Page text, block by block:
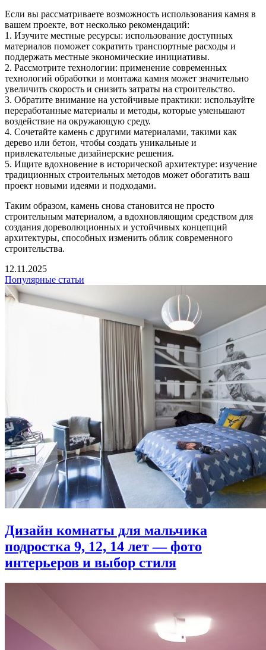
Если вы рассматриваете возможность использования камня в
вашем проекте, вот несколько рекомендаций:
1. Изучите местные ресурсы: использование доступных
материалов поможет сократить транспортные расходы и
поддержать местные экономические инициативы.
2. Рассмотрите технологии: применение современных
технологий обработки и монтажа камня может значительно
увеличить скорость и снизить затраты на строительство.
3. Обратите внимание на устойчивые практики: используйте
переработанные материалы и методы, которые уменьшают
воздействие на окружающую среду.
4. Сочетайте камень с другими материалами, такими как
дерево или бетон, чтобы создать уникальные и
привлекательные дизайнерские решения.
5. Ищите вдохновение в исторической архитектуре: изучение
традиционных строительных методов может обогатить ваш
проект новыми идеями и подходами.
Таким образом, камень снова становится не просто
строительным материалом, а вдохновляющим средством для
создания дореволюционных и устойчивых концепций
архитектуры, способных изменить облик современного
строительства.
12.11.2025
Популярные статьи
Дизайн комнаты для мальчика
подростка 9, 12, 14 лет — фото
интерьеров и выбор стиля